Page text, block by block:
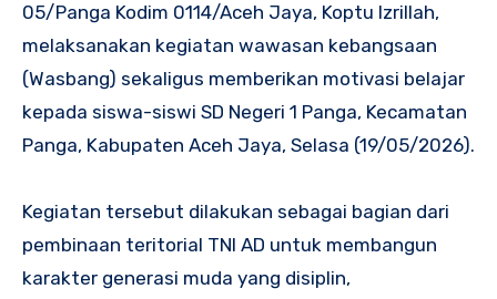
05/Panga Kodim 0114/Aceh Jaya, Koptu Izrillah,
melaksanakan kegiatan wawasan kebangsaan
(Wasbang) sekaligus memberikan motivasi belajar
kepada siswa-siswi SD Negeri 1 Panga, Kecamatan
Panga, Kabupaten Aceh Jaya, Selasa (19/05/2026).
Kegiatan tersebut dilakukan sebagai bagian dari
pembinaan teritorial TNI AD untuk membangun
karakter generasi muda yang disiplin,